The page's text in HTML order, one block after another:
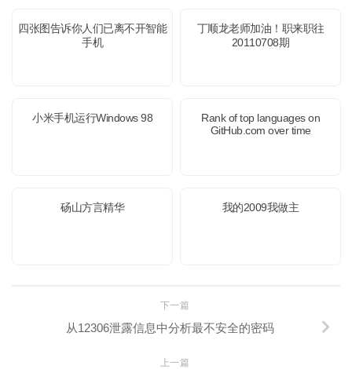
四张图告诉你人们已离不开智能
手机
丁顺龙老师加油！职来职往
20110708期
小米手机运行Windows 98
Rank of top languages on
GitHub.com over time
砀山方言精华 我的2009我做主
下一篇
从12306泄露信息中分析最不安全的密码
上一篇